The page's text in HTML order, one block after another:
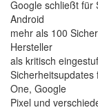
Google schließt für
Android
mehr als 100
Hersteller
als kritisch
One, Google
Pixel und